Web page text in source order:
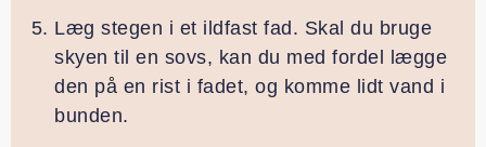
Læg stegen i et ildfast fad. Skal du bruge
skyen til en sovs, kan du med fordel lægge
den på en rist i fadet, og komme lidt vand i
bunden.